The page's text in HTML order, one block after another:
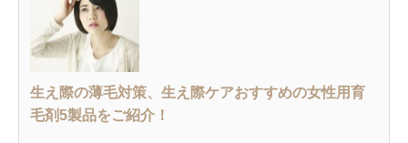
生え際の薄毛対策、生え際ケアおすすめの女性用育
毛剤5製品をご紹介！